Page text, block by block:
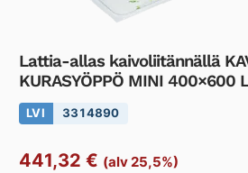
Lattia-allas kaivoliitännällä
KURASYÖPPÖ MINI 400×600
LVI 3314890
441,32 € (alv 25,5%)